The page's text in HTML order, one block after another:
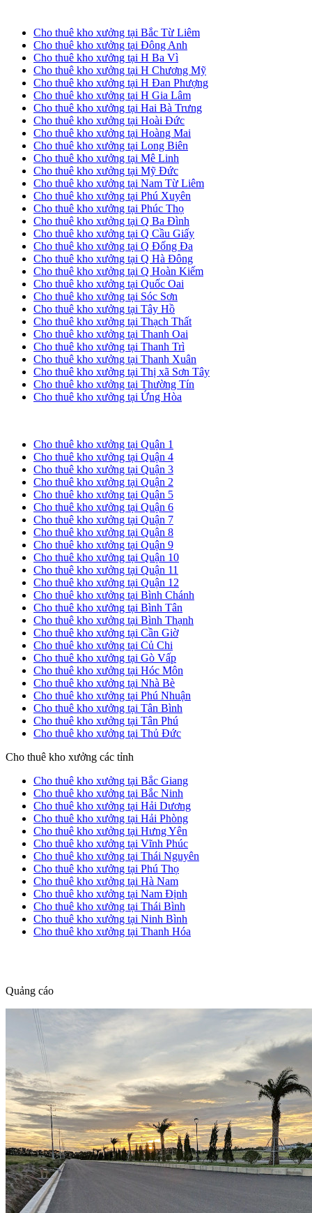
Cho thuê kho xưởng tại Bắc Từ Liêm
Cho thuê kho xưởng tại Đông Anh
Cho thuê kho xưởng tại H Ba Vì
Cho thuê kho xưởng tại H Chương Mỹ
Cho thuê kho xưởng tại H Đan Phượng
Cho thuê kho xưởng tại H Gia Lâm
Cho thuê kho xưởng tại Hai Bà Trưng
Cho thuê kho xưởng tại Hoài Đức
Cho thuê kho xưởng tại Hoàng Mai
Cho thuê kho xưởng tại Long Biên
Cho thuê kho xưởng tại Mê Linh
Cho thuê kho xưởng tại Mỹ Đức
Cho thuê kho xưởng tại Nam Từ Liêm
Cho thuê kho xưởng tại Phú Xuyên
Cho thuê kho xưởng tại Phúc Thọ
Cho thuê kho xưởng tại Q Ba Đình
Cho thuê kho xưởng tại Q Cầu Giấy
Cho thuê kho xưởng tại Q Đống Đa
Cho thuê kho xưởng tại Q Hà Đông
Cho thuê kho xưởng tại Q Hoàn Kiếm
Cho thuê kho xưởng tại Quốc Oai
Cho thuê kho xưởng tại Sóc Sơn
Cho thuê kho xưởng tại Tây Hồ
Cho thuê kho xưởng tại Thạch Thất
Cho thuê kho xưởng tại Thanh Oai
Cho thuê kho xưởng tại Thanh Trì
Cho thuê kho xưởng tại Thanh Xuân
Cho thuê kho xưởng tại Thị xã Sơn Tây
Cho thuê kho xưởng tại Thường Tín
Cho thuê kho xưởng tại Ứng Hòa
Cho thuê kho xưởng tại Quận 1
Cho thuê kho xưởng tại Quận 4
Cho thuê kho xưởng tại Quận 3
Cho thuê kho xưởng tại Quận 2
Cho thuê kho xưởng tại Quận 5
Cho thuê kho xưởng tại Quận 6
Cho thuê kho xưởng tại Quận 7
Cho thuê kho xưởng tại Quận 8
Cho thuê kho xưởng tại Quận 9
Cho thuê kho xưởng tại Quận 10
Cho thuê kho xưởng tại Quận 11
Cho thuê kho xưởng tại Quận 12
Cho thuê kho xưởng tại Bình Chánh
Cho thuê kho xưởng tại Bình Tân
Cho thuê kho xưởng tại Bình Thạnh
Cho thuê kho xưởng tại Cần Giờ
Cho thuê kho xưởng tại Củ Chi
Cho thuê kho xưởng tại Gò Vấp
Cho thuê kho xưởng tại Hóc Môn
Cho thuê kho xưởng tại Nhà Bè
Cho thuê kho xưởng tại Phú Nhuận
Cho thuê kho xưởng tại Tân Bình
Cho thuê kho xưởng tại Tân Phú
Cho thuê kho xưởng tại Thủ Đức
Cho thuê kho xưởng các tỉnh
Cho thuê kho xưởng tại Bắc Giang
Cho thuê kho xưởng tại Bắc Ninh
Cho thuê kho xưởng tại Hải Dương
Cho thuê kho xưởng tại Hải Phòng
Cho thuê kho xưởng tại Hưng Yên
Cho thuê kho xưởng tại Vĩnh Phúc
Cho thuê kho xưởng tại Thái Nguyên
Cho thuê kho xưởng tại Phú Thọ
Cho thuê kho xưởng tại Hà Nam
Cho thuê kho xưởng tại Nam Định
Cho thuê kho xưởng tại Thái Bình
Cho thuê kho xưởng tại Ninh Bình
Cho thuê kho xưởng tại Thanh Hóa
Quảng cáo